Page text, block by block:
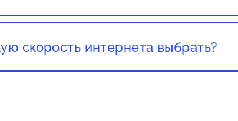
провайдеры для текущих клиентов не
скорость интернета выбрать?
скорости интернета важно учитывать